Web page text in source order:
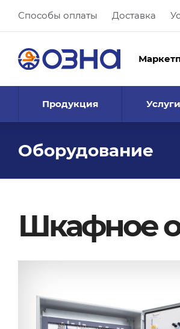
Способы оплаты Доставка
Продукция Услуги
Оборудование
Шкафное